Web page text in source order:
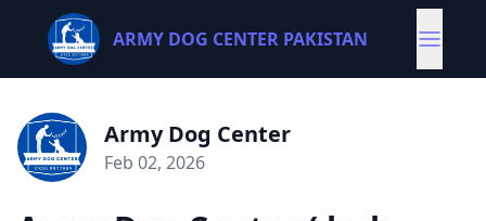
ARMY DOG CENTER PAKISTAN
Army Dog Center
Feb 02, 2026